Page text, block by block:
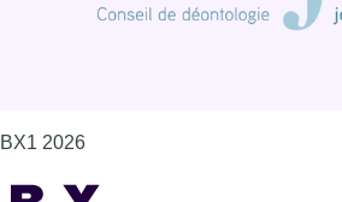
BX1 2026